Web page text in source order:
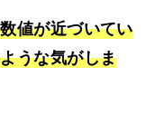
値が近づいてい
うな気がしま